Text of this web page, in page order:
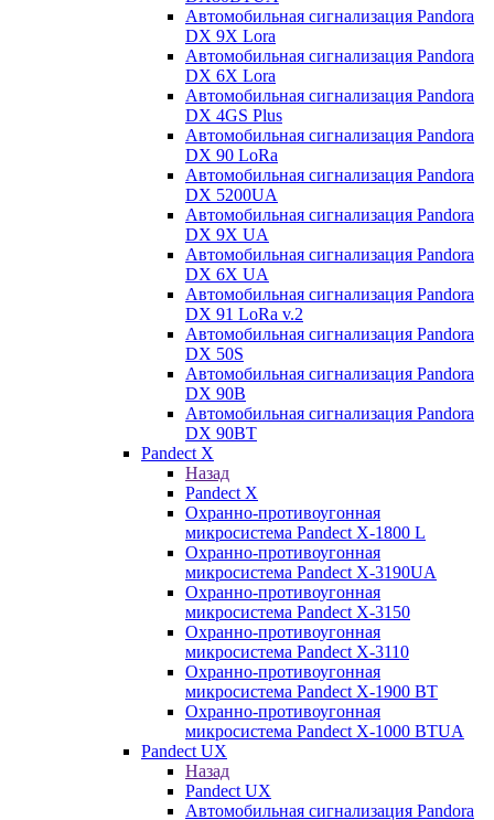
Автомобильная сигнализация Pandora
DX 9X Lora
Автомобильная сигнализация Pandora
DX 6X Lora
Автомобильная сигнализация Pandora
DX 4GS Plus
Автомобильная сигнализация Pandora
DX 90 LoRa
Автомобильная сигнализация Pandora
DX 5200UA
Автомобильная сигнализация Pandora
DX 9Х UA
Автомобильная сигнализация Pandora
DX 6Х UA
Автомобильная сигнализация Pandora
DX 91 LoRa v.2
Автомобильная сигнализация Pandora
DX 50S
Автомобильная сигнализация Pandora
DX 90B
Автомобильная сигнализация Pandora
DX 90BT
Pandect X
Назад
Pandect X
Охранно-противоугонная
микросистема Pandect X-1800 L
Охранно-противоугонная
микросистема Pandect X-3190UA
Охранно-противоугонная
микросистема Pandect X-3150
Охранно-противоугонная
микросистема Pandect X-3110
Охранно-противоугонная
микросистема Pandect X-1900 BT
Охранно-противоугонная
микросистема Pandect X-1000 BTUA
Pandect UX
Назад
Pandect UX
Автомобильная сигнализация Pandora